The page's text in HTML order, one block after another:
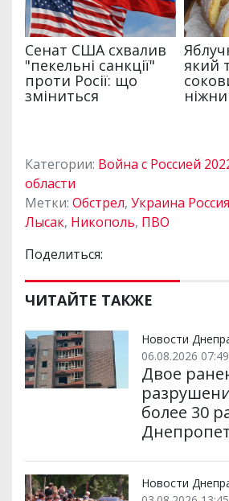
Категории: Война с Россией
области
Метки: Обстрел, Украина
Лысак, Никополь, ПВО
Поделиться:
ЧИТАЙТЕ ТАКЖЕ
Новости
06.08.2026 07:49
Двое
более 30
Новости